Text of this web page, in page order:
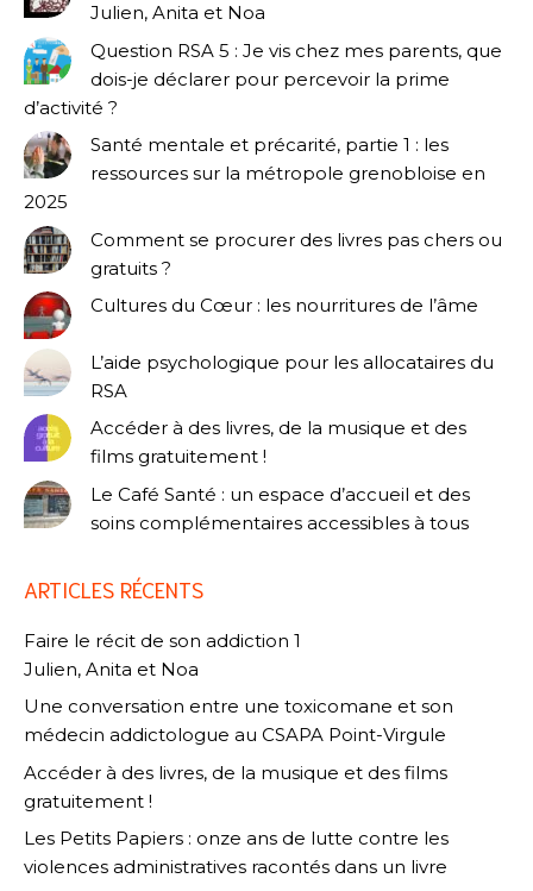
Julien, Anita et Noa
Question RSA 5 : Je vis chez mes parents, que
dois-je déclarer pour percevoir la prime
d’activité ?
Santé mentale et précarité, partie 1 : les
ressources sur la métropole grenobloise en
2025
Comment se procurer des livres pas chers ou
gratuits ?
Cultures du Cœur : les nourritures de l’âme
L’aide psychologique pour les allocataires du
RSA
Accéder à des livres, de la musique et des
films gratuitement !
Le Café Santé : un espace d’accueil et des
soins complémentaires accessibles à tous
ARTICLES RÉCENTS
Faire le récit de son addiction 1
Julien, Anita et Noa
Une conversation entre une toxicomane et son
médecin addictologue au CSAPA Point-Virgule
Accéder à des livres, de la musique et des films
gratuitement !
Les Petits Papiers : onze ans de lutte contre les
violences administratives racontés dans un livre